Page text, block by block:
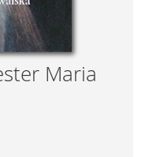
Maria